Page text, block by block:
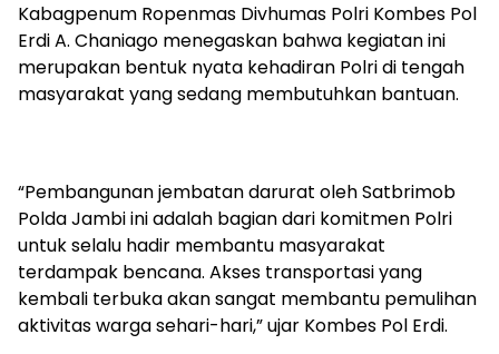
Kabagpenum Ropenmas Divhumas Polri Kombes Pol
Erdi A. Chaniago menegaskan bahwa kegiatan ini
merupakan bentuk nyata kehadiran Polri di tengah
masyarakat yang sedang membutuhkan bantuan.
“Pembangunan jembatan darurat oleh Satbrimob
Polda Jambi ini adalah bagian dari komitmen Polri
untuk selalu hadir membantu masyarakat
terdampak bencana. Akses transportasi yang
kembali terbuka akan sangat membantu pemulihan
aktivitas warga sehari-hari,” ujar Kombes Pol Erdi.